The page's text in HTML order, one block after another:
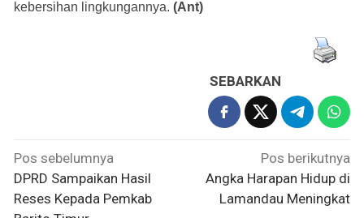
kebersihan lingkungannya. (Ant)
SEBARKAN
Navigasi
pos
Pos sebelumnya
DPRD Sampaikan Hasil
Reses Kepada Pemkab
Pos berikutnya
Angka Harapan Hidup di
Lamandau Meningkat